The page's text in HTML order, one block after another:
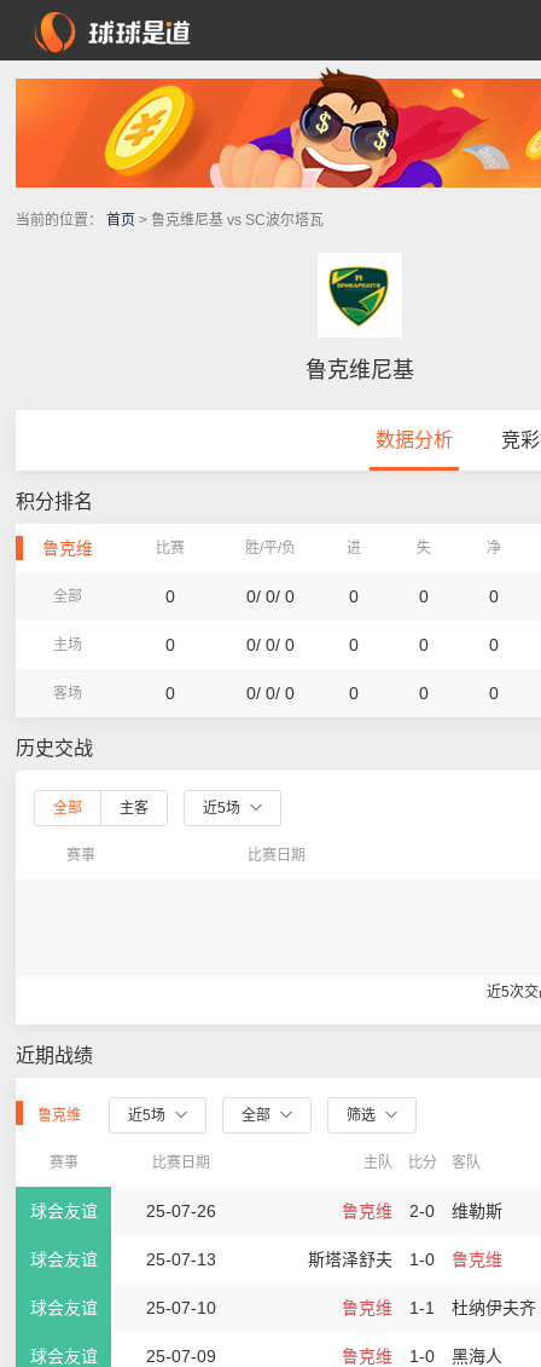
当前的位置： 首页 > 鲁克维尼基 vs SC波尔塔瓦
鲁克维尼基
数据分析 竞
积分排名
鲁克维 比赛 胜/平/负 进 失 净
全部 0 0/ 0/ 0 0 0 0
主场 0 0/ 0/ 0 0 0 0
客场 0 0/ 0/ 0 0 0 0
历史交战
全部 主客 近5场
赛事 比赛日期
近5次
近期战绩
鲁克维 近5场 全部 筛选
赛事 比赛日期 主队 比分 客队
球会友谊 25-07-26 鲁克维 2-0 维勒斯
球会友谊 25-07-13 斯塔泽舒夫 1-0 鲁克维
球会友谊 25-07-10 鲁克维 1-1 杜纳伊夫齐
球会友谊 25-07-09 鲁克维 1-0 黑海人